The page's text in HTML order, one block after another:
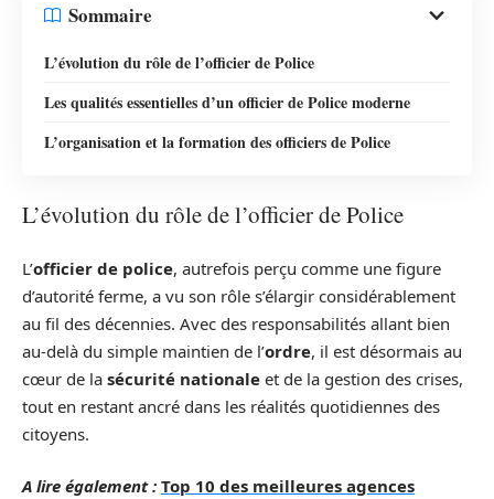
Sommaire
L’évolution du rôle de l’officier de Police
Les qualités essentielles d’un officier de Police moderne
L’organisation et la formation des officiers de Police
L’évolution du rôle de l’officier de Police
L’officier de police, autrefois perçu comme une figure
d’autorité ferme, a vu son rôle s’élargir considérablement
au fil des décennies. Avec des responsabilités allant bien
au-delà du simple maintien de l’ordre, il est désormais au
cœur de la sécurité nationale et de la gestion des crises,
tout en restant ancré dans les réalités quotidiennes des
citoyens.
A lire également : Top 10 des meilleures agences